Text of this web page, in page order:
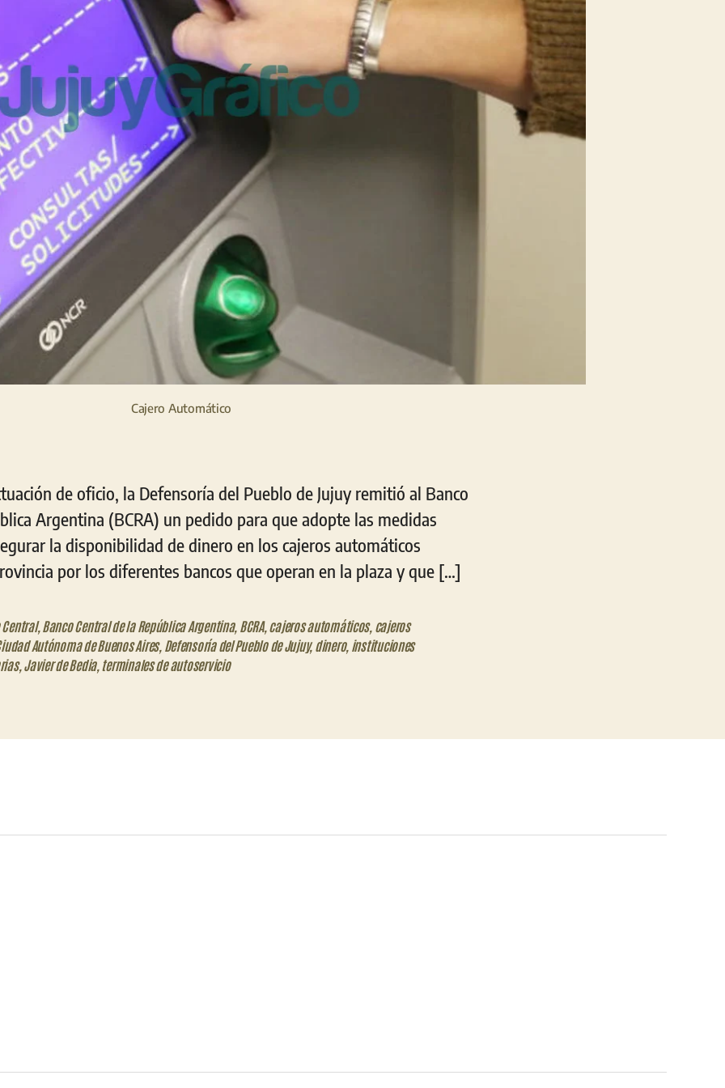
Cajero Automático
de oficio, la Defensoría del Pueblo de Jujuy remitió al Banco
Argentina (BCRA) un pedido para que adopte las medidas
la disponibilidad de dinero en los cajeros automáticos
por los diferentes bancos que operan en la plaza y que […]
, Banco Central de la República Argentina, BCRA, cajeros automáticos, cajeros
Autónoma de Buenos Aires, Defensoría del Pueblo de Jujuy,dinero, instituciones
, Javier de Bedia, terminales de autoservicio